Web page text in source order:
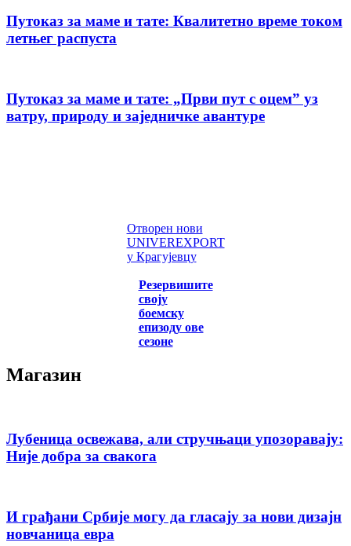
Путоказ за маме и тате: Квалитетно време током
летњег распуста
Путоказ за маме и тате: „Први пут с оцемˮ уз
ватру, природу и заједничке авантуре
Отворен нови
UNIVEREXPORT
у Крагујевцу
Резервишите
своју
боемску
епизоду ове
сезоне
Магазин
Лубеница освежава, али стручњаци упозоравају:
Није добра за свакога
И грађани Србије могу да гласају за нови дизајн
новчаница евра